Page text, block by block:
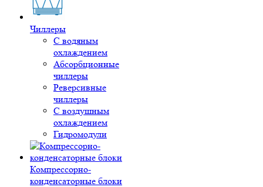
Чиллеры
С водяным
охлаждением
Абсорбционные
чиллеры
Реверсивные
чиллеры
С воздушным
охлаждением
Гидромодули
Компрессорно-
конденсаторные блоки